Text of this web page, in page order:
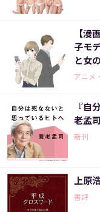
【漫
子モ
と女
アニメ
『
老孟
新刊
上原
書評